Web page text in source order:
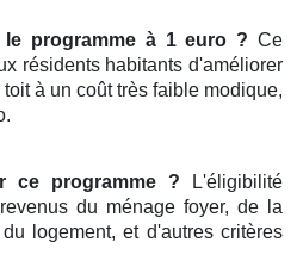
programme à 1 euro ? Ce
résidents habitants d'améliorer
à un coût très faible modique,
ce programme ? L'éligibilité
du ménage foyer, de la
logement, et d'autres critères